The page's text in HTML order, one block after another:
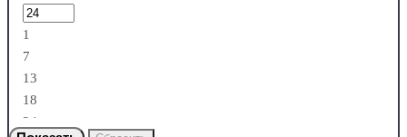
1
7
13
18
24